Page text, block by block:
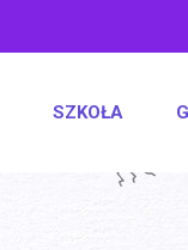
SZKOŁA